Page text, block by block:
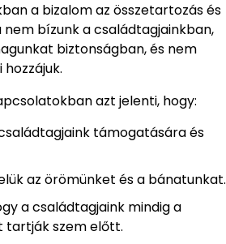
a bizalom az összetartozás és
nem bízunk a családtagjainkban,
biztonságban, és nem
azt jelenti, hogy:
támogatására és
az örömünket és a bánatunkat.
a családtagjaink mindig a
tartják szem előtt.